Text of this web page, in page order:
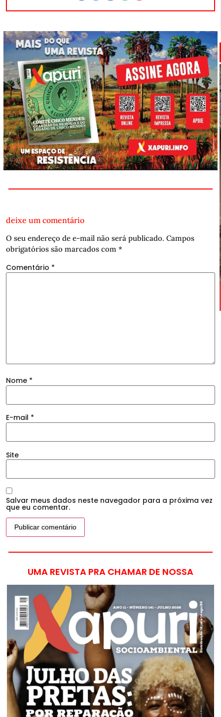
deixe um comentário
O seu endereço de e-mail não será publicado. Campos
obrigatórios são marcados com *
Comentário *
Nome *
E-mail *
Site
Salvar meus dados neste navegador para a próxima vez
que eu comentar.
UMA REVISTA PRA CHAMAR DE NOSSA